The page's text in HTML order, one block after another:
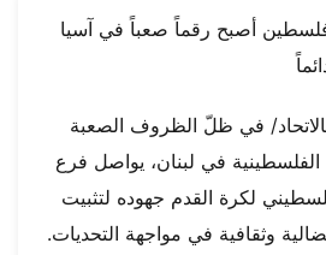
أصبح رقماً صعباً في آسيا
بالاتحاد/ في ظلّ الظروف الصعبة
الفلسطينية في لبنان، يواصل فرع
لكرة القدم جهوده لتثبيت
وثقافية في مواجهة التحديات.